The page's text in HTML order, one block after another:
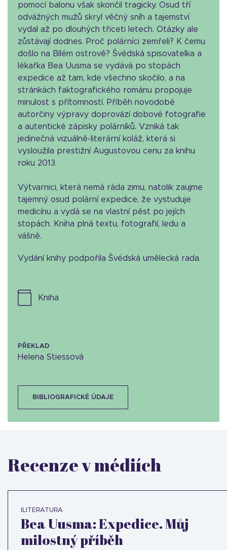
pomocí balonu však skončil tragicky. Osud tří
odvážných mužů skryl věčný sníh a tajemství
vydal až po dlouhých třiceti letech. Otázky ale
zůstávají dodnes. Proč polárníci zemřeli? K čemu
došlo na Bílém ostrově? Švédská spisovatelka a
lékařka Bea Uusma se vydává po stopách
expedice až tam, kde všechno skočilo, a na
stránkách faktografického románu propojuje
minulost s přítomností. Příběh novodobé
autorčiny výpravy doprovází dobové fotografie
a autentické zápisky polárníků. Vzniká tak
jedinečná vizuálně-literární koláž, která si
vysloužila prestižní Augustovou cenu za knihu
roku 2013.
Výtvarnici, která nemá ráda zimu, natolik zaujme
tajemný osud polární expedice, že vystuduje
medicínu a vydá se na vlastní pěst po jejích
stopách. Kniha plná textu, fotografií, ledu a
vášně.
Vydání knihy podpořila Švédská umělecká rada.
kniha
PŘEKLAD
Helena Stiessová
BIBLIOGRAFICKÉ ÚDAJE
Recenze v médiích
ILITERATURA
Bea Uusma: Expedice. Můj
milostný příběh